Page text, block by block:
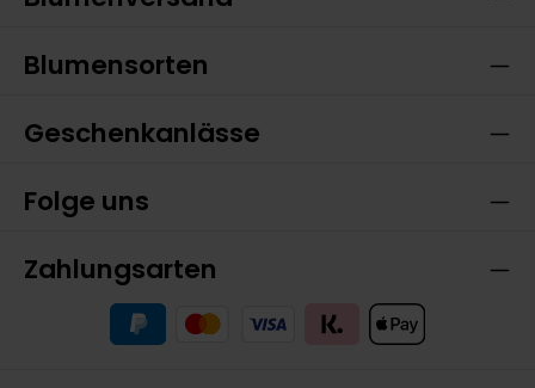
Blumensorten
Geschenkanlässe
Folge uns
Zahlungsarten